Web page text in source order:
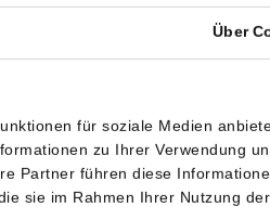
Über
für soziale Medien
zu Ihrer Verwendung
Partner führen diese
sie im Rahmen Ihrer Nutzung
sondern für eine
Raketenunternehmen ist.
orbitale Rechenzentren,
Mond und Mars.